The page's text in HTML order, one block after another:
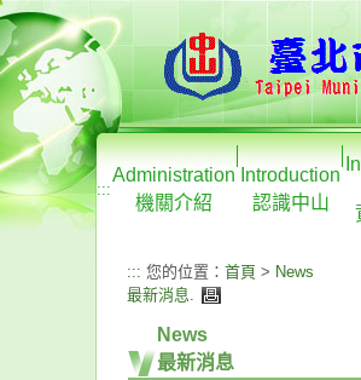
:::
Administration
機關介紹
Introduction
認識中山
::: 您的位置： 首頁 > News
最新消息.
News
最新消息